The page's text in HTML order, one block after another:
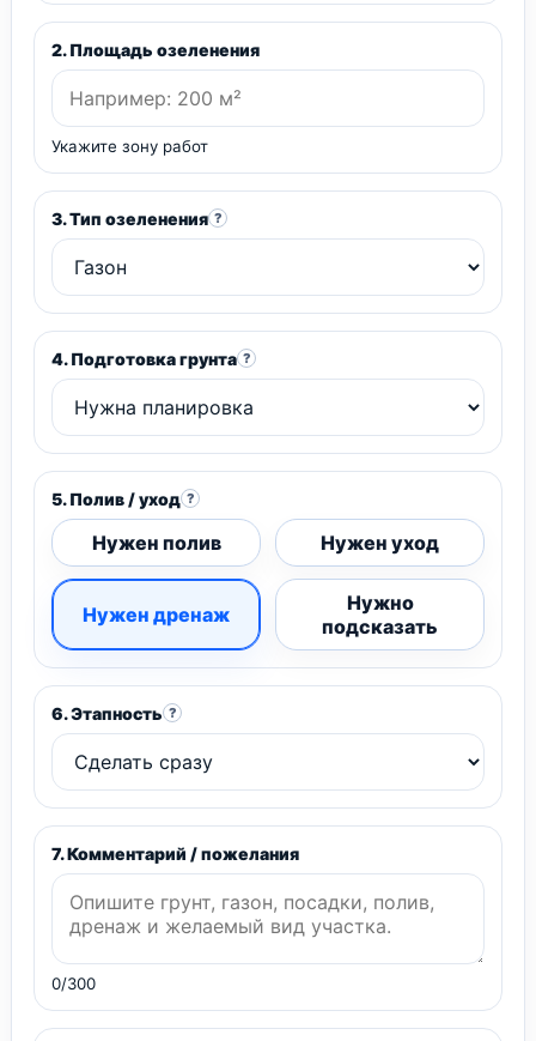
2. Площадь озеленения
Укажите зону работ
3. Тип озеленения ?
4. Подготовка грунта ?
5. Полив / уход ?
Нужен полив Нужен уход
Нужен дренаж
Нужно
подсказать
6. Этапность ?
7. Комментарий / пожелания
0/300